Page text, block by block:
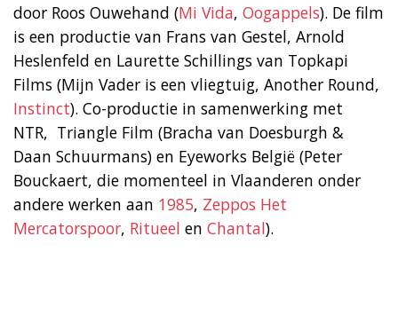
door Roos Ouwehand (Mi Vida, Oogappels). De film
is een productie van Frans van Gestel, Arnold
Heslenfeld en Laurette Schillings van Topkapi
Films (Mijn Vader is een vliegtuig, Another Round,
Instinct). Co-productie in samenwerking met
NTR, Triangle Film (Bracha van Doesburgh &
Daan Schuurmans) en Eyeworks België (Peter
Bouckaert, die momenteel in Vlaanderen onder
andere werken aan 1985, Zeppos Het
Mercatorspoor, Ritueel en Chantal).